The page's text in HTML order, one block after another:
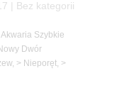
| Bez kategorii
Szybkie
Dwór
> Nieporęt, >